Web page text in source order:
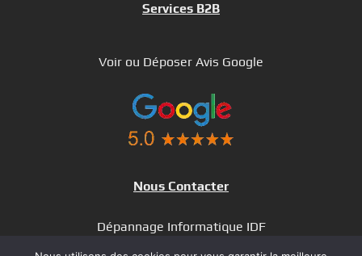
Services B2B
Voir ou Déposer Avis Google
Nous Contacter
Dépannage Informatique IDF
Dépannage à Distance